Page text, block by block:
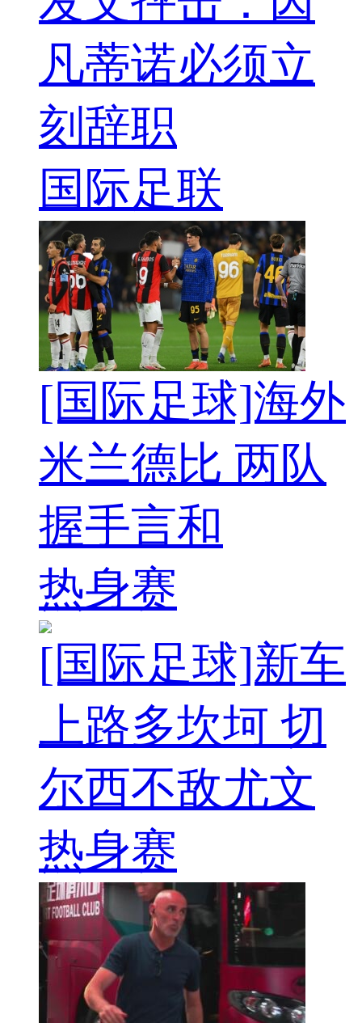
凡蒂诺必须立
刻辞职
国际足联
[国际足球]海外
米兰德比 两队
握手言和
热身赛
[国际足球]新车
上路多坎坷 切
尔西不敌尤文
热身赛